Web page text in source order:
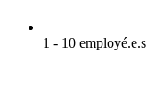
1 - 10 employé.e.s